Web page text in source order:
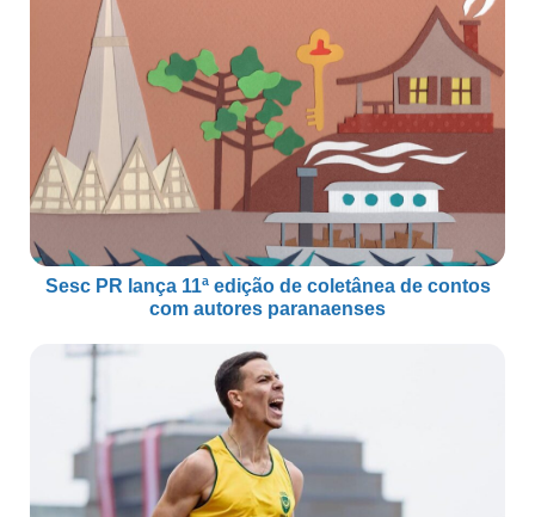
Sesc PR lança 11ª edição de coletânea de contos
com autores paranaenses